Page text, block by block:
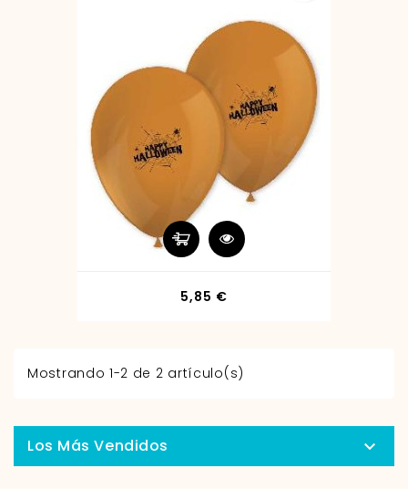
5,85 €Precio
Mostrando 1-2 de 2 artículo(s)
Los Más Vendidos 